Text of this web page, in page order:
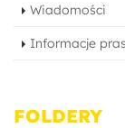
Wiadomości
Informacje
FOLDERY